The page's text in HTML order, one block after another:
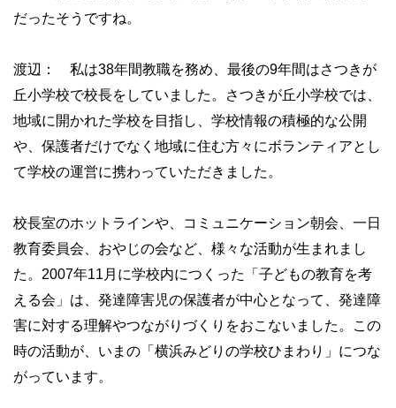
だったそうですね。
渡辺： 私は38年間教職を務め、最後の9年間はさつきが
丘小学校で校長をしていました。さつきが丘小学校では、
地域に開かれた学校を目指し、学校情報の積極的な公開
や、保護者だけでなく地域に住む方々にボランティアとし
て学校の運営に携わっていただきました。
校長室のホットラインや、コミュニケーション朝会、一日
教育委員会、おやじの会など、様々な活動が生まれまし
た。2007年11月に学校内につくった「子どもの教育を考
える会」は、発達障害児の保護者が中心となって、発達障
害に対する理解やつながりづくりをおこないました。この
時の活動が、いまの「横浜みどりの学校ひまわり」につな
がっています。